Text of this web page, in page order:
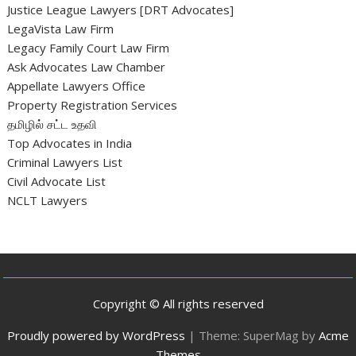
Justice League Lawyers [DRT Advocates]
LegaVista Law Firm
Legacy Family Court Law Firm
Ask Advocates Law Chamber
Appellate Lawyers Office
Property Registration Services
தமிழில் சட்ட உதவி
Top Advocates in India
Criminal Lawyers List
Civil Advocate List
NCLT Lawyers
Copyright © All rights reserved
Proudly powered by WordPress | Theme: SuperMag by Acme